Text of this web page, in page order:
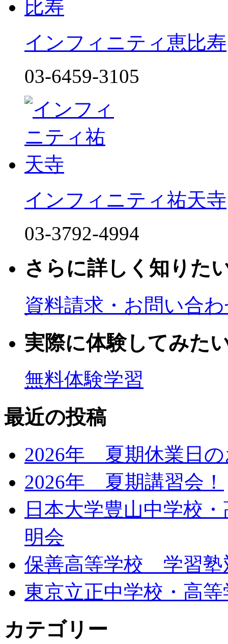
インフィニティ恵比寿
03-6459-3105
インフィニティ祐天寺
03-3792-4994
さらに詳しく知りた
資料請求・お問い合
実際に体験してみた
無料体験学習
最近の投稿
2026年 夏期休業日
2026年 夏期講習会！
日本大学豊山中学校
明会
保善高等学校 学習塾
東京立正中学校・高
カテゴリー